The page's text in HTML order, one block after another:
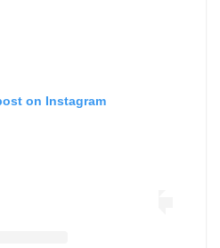
on Instagram